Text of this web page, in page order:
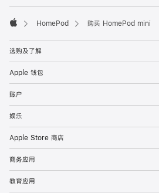
HomePod 购买 HomePod mini
选购及了解
Apple 钱包
账户
娱乐
Apple Store 商店
商务应用
教育应用